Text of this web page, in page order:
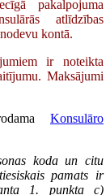
pakalpojuma
atlīdzības
kontā.
ir noteikta
Maksājumi
Konsulāro
koda un citu
pamats ir
1. punkta c)